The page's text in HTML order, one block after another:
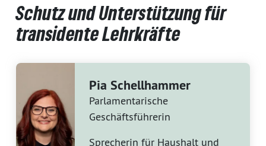
Schutz und Unterstützung für
transidente Lehrkräfte
Pia Schellhammer
Parlamentarische
Geschäftsführerin
Sprecherin für Haushalt und